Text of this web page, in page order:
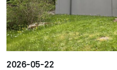
2026-05-22